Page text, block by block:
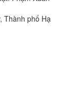
Thành phố Hạ